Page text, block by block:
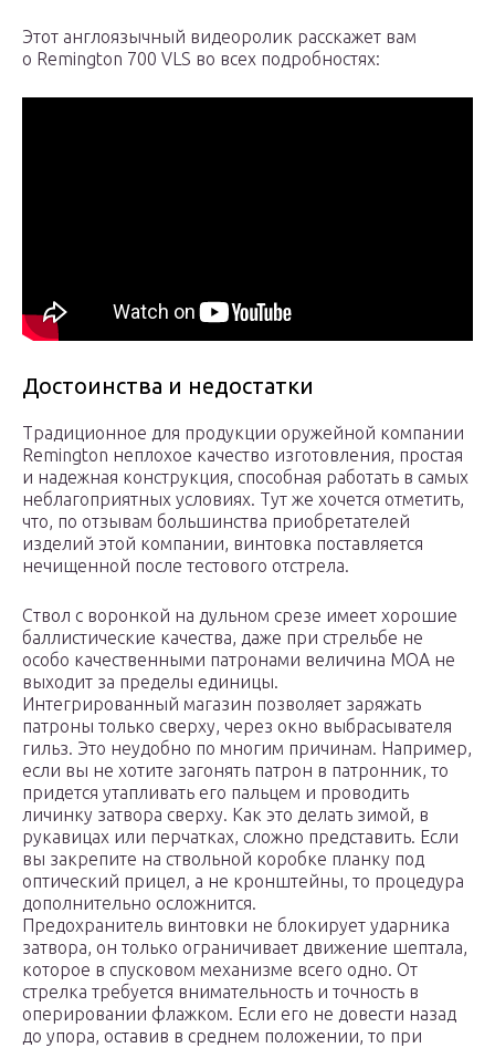
Этот англоязычный видеоролик расскажет вам
о Remington 700 VLS во всех подробностях:
Достоинства и недостатки
Традиционное для продукции оружейной компании
Remington неплохое качество изготовления, простая
и надежная конструкция, способная работать в самых
неблагоприятных условиях. Тут же хочется отметить,
что, по отзывам большинства приобретателей
изделий этой компании, винтовка поставляется
нечищенной после тестового отстрела.
Ствол с воронкой на дульном срезе имеет хорошие
баллистические качества, даже при стрельбе не
особо качественными патронами величина МОА не
выходит за пределы единицы.
Интегрированный магазин позволяет заряжать
патроны только сверху, через окно выбрасывателя
гильз. Это неудобно по многим причинам. Например,
если вы не хотите загонять патрон в патронник, то
придется утапливать его пальцем и проводить
личинку затвора сверху. Как это делать зимой, в
рукавицах или перчатках, сложно представить. Если
вы закрепите на ствольной коробке планку под
оптический прицел, а не кронштейны, то процедура
дополнительно осложнится.
Предохранитель винтовки не блокирует ударника
затвора, он только ограничивает движение шептала,
которое в спусковом механизме всего одно. От
стрелка требуется внимательность и точность в
оперировании флажком. Если его не довести назад
до упора, оставив в среднем положении, то при